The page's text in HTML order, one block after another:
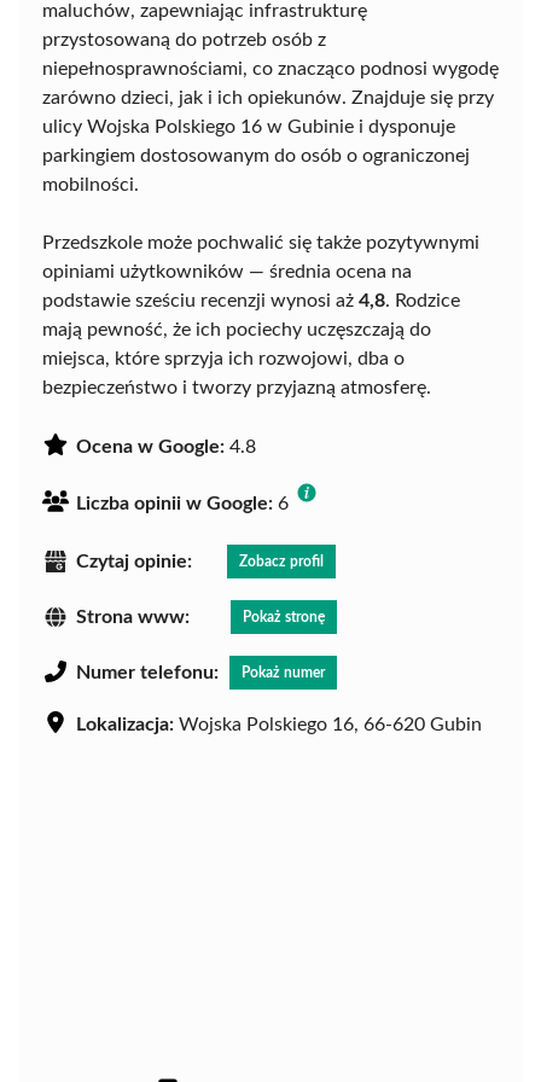
maluchów, zapewniając infrastrukturę
przystosowaną do potrzeb osób z
niepełnosprawnościami, co znacząco podnosi wygodę
zarówno dzieci, jak i ich opiekunów. Znajduje się przy
ulicy Wojska Polskiego 16 w Gubinie i dysponuje
parkingiem dostosowanym do osób o ograniczonej
mobilności.
Przedszkole może pochwalić się także pozytywnymi
opiniami użytkowników — średnia ocena na
podstawie sześciu recenzji wynosi aż 4,8. Rodzice
mają pewność, że ich pociechy uczęszczają do
miejsca, które sprzyja ich rozwojowi, dba o
bezpieczeństwo i tworzy przyjazną atmosferę.
Ocena w Google: 4.8
Liczba opinii w Google: 6
Czytaj opinie: Zobacz profil
Strona www: Pokaż stronę
Numer telefonu: Pokaż numer
Lokalizacja: Wojska Polskiego 16, 66-620 Gubin